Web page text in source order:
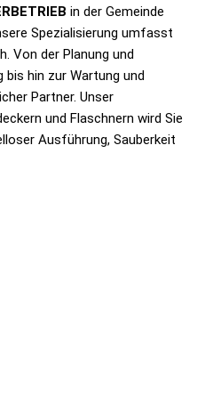
in der Gemeinde
Spezialisierung umfasst
Von der Planung und
bis hin zur Wartung und
Partner. Unser
und Flaschnern wird Sie
Ausführung, Sauberkeit